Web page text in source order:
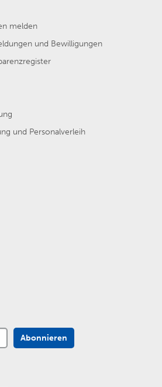
melden
und Bewilligungen
und Personalverleih